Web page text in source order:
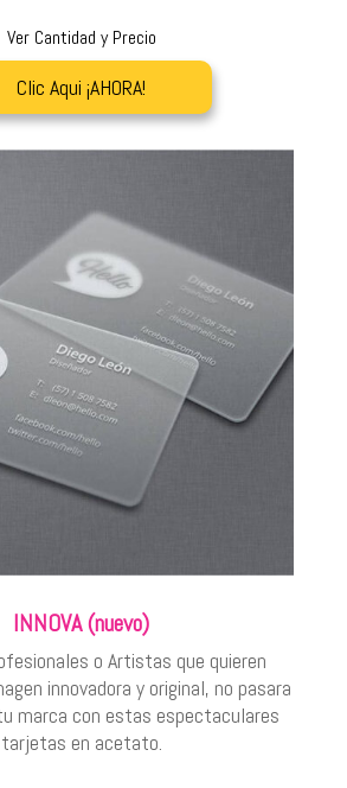
Ver Cantidad y Precio
Clic Aqui ¡AHORA!
INNOVA (nuevo)
o Artistas que quieren
innovadora y original, no pasara
marca con estas espectaculares
tarjetas en acetato.